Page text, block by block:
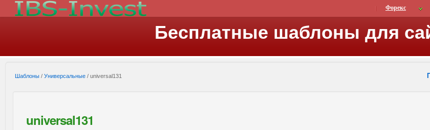
Форекс
Бесплатные шаблоны для
Шаблоны / Универсальные / universal131
universal131